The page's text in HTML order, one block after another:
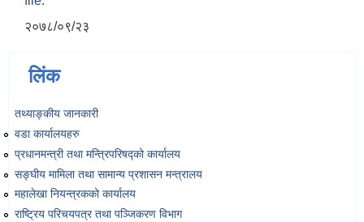
२०७८/०९/२३
लिंक
तथ्याङ्‍कीय जानकारी
वडा कार्यालयहरु
प्रधानमन्त्री तथा मन्त्रिपरिषद्को कार्यालय
सङ्‍घीय मामिला तथा सामान्य प्रशासन मन्त्रालय
महालेखा नियन्त्रकको कार्यालय
राष्ट्रिय परिचयपत्र तथा पञ्‍जिकरण विभाग